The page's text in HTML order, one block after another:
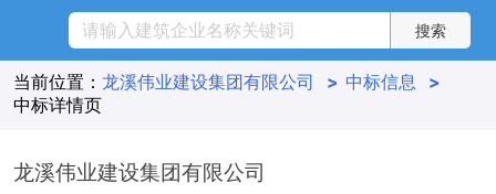
当前位置： 龙溪伟业建设集团有限公司 > 中标信息
>
中标详情页
龙溪伟业建设集团有限公司